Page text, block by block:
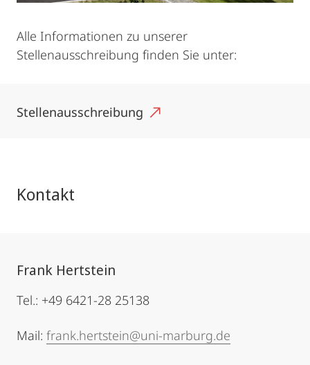
Alle Informationen zu unserer
Stellenausschreibung finden Sie unter:
Stellenausschreibung
Kontakt
Frank Hertstein
Tel.: +49 6421-28 25138
Mail: frank.hertstein@uni-marburg.de